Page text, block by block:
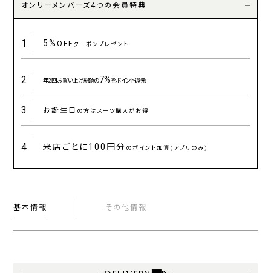
オンリーメンバーズ4つの会員特典
1 5%OFFクーポンプレゼント
2 年2回お買い上げ総額の7%をポイント還元
3 お誕生日 の方はスーツ購入がお得
4 来店ごとに100円分 のポイント加算(アプリのみ)
基本情報 その他情報